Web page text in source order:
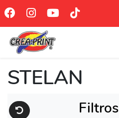
STELAN
Filtros